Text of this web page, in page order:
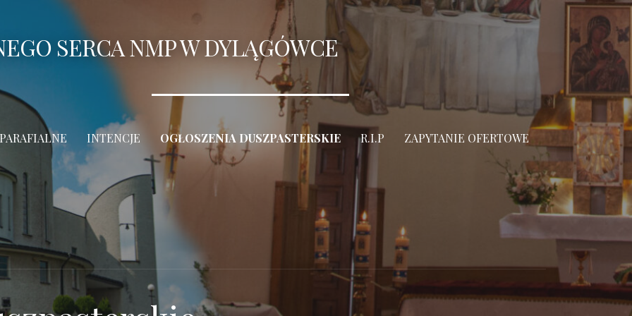
SERCA NMP W DYLĄGÓWCE
INTENCJE OGŁOSZENIA DUSZPASTERSKIE R.I.P ZAPYTANIE OFERTOWE